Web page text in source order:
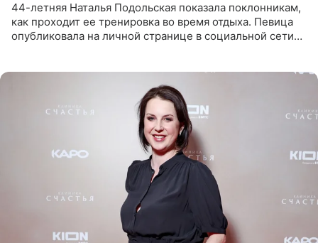
44-летняя Наталья Подольская показала поклонникам,
как проходит ее тренировка во время отдыха. Певица
опубликовала на личной странице в социальной сети